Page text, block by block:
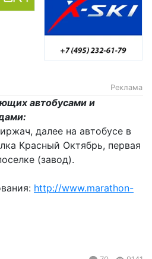
Реклама
автобусами и
далее на автобусе в
Красный Октябрь, первая
(завод).
http://www.marathon-